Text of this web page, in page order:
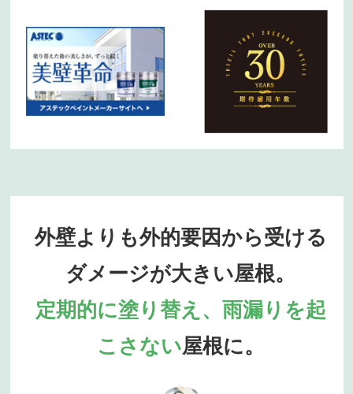
外壁よりも外的要因から受ける
ダメージが大きい屋根。
定期的に塗り替え、雨漏りを起
こさない屋根に。